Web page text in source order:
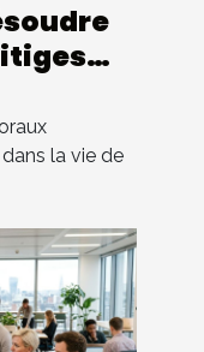
la vie de